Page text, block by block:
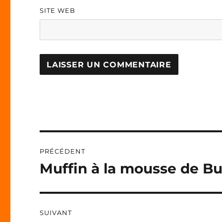
SITE WEB
N
T
I
V
:
de
PRÉCÉDENT
Publication
Muffin à la mousse de
SUIVANT